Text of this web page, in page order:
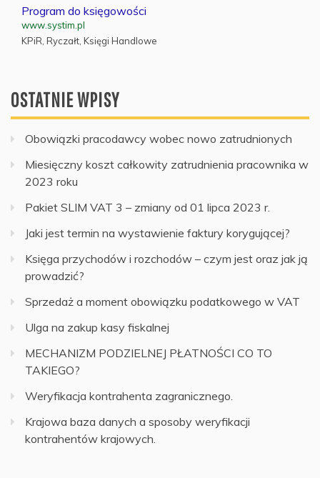
Program do księgowości
www.systim.pl
KPiR, Ryczałt, Księgi Handlowe
OSTATNIE WPISY
Obowiązki pracodawcy wobec nowo zatrudnionych
Miesięczny koszt całkowity zatrudnienia pracownika w
2023 roku
Pakiet SLIM VAT 3 – zmiany od 01 lipca 2023 r.
Jaki jest termin na wystawienie faktury korygującej?
Księga przychodów i rozchodów – czym jest oraz jak ją
prowadzić?
Sprzedaż a moment obowiązku podatkowego w VAT
Ulga na zakup kasy fiskalnej
MECHANIZM PODZIELNEJ PŁATNOŚCI CO TO
TAKIEGO?
Weryfikacja kontrahenta zagranicznego.
Krajowa baza danych a sposoby weryfikacji
kontrahentów krajowych.